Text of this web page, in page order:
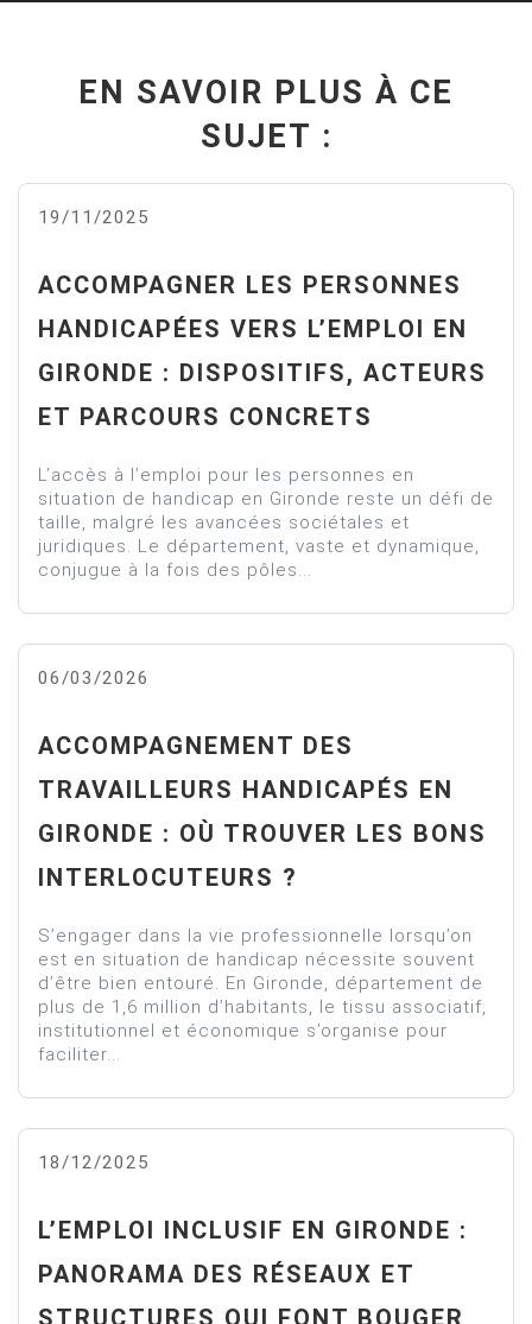
EN SAVOIR PLUS À CE
SUJET :
19/11/2025
ACCOMPAGNER LES PERSONNES
HANDICAPÉES VERS L’EMPLOI EN
GIRONDE : DISPOSITIFS, ACTEURS
ET PARCOURS CONCRETS
L’accès à l’emploi pour les personnes en
situation de handicap en Gironde reste un défi de
taille, malgré les avancées sociétales et
juridiques. Le département, vaste et dynamique,
conjugue à la fois des pôles...
06/03/2026
ACCOMPAGNEMENT DES
TRAVAILLEURS HANDICAPÉS EN
GIRONDE : OÙ TROUVER LES BONS
INTERLOCUTEURS ?
S’engager dans la vie professionnelle lorsqu’on
est en situation de handicap nécessite souvent
d’être bien entouré. En Gironde, département de
plus de 1,6 million d’habitants, le tissu associatif,
institutionnel et économique s’organise pour
faciliter...
18/12/2025
L’EMPLOI INCLUSIF EN GIRONDE :
PANORAMA DES RÉSEAUX ET
STRUCTURES QUI FONT BOUGER